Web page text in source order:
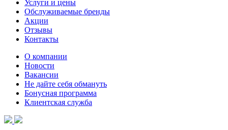
Услуги и цены
Обслуживаемые бренды
Акции
Отзывы
Контакты
О компании
Новости
Вакансии
Не дайте себя обмануть
Бонусная программа
Клиентская служба